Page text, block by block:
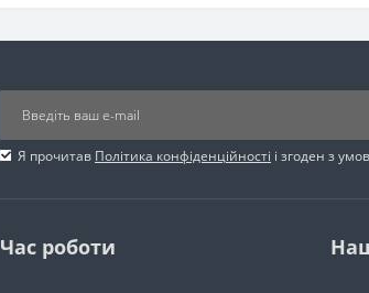
Я прочитав Політика конфіденційності і згоден з
Час роботи